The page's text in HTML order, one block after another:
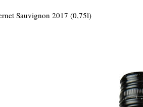
Sauvignon 2017 (0,75l)